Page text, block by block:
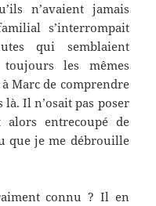
n’avaient jamais
s’interrompait
qui semblaient
les mêmes
Marc de comprendre
Il n’osait pas poser
alors entrecoupé de
que je me débrouille
connu ? Il en